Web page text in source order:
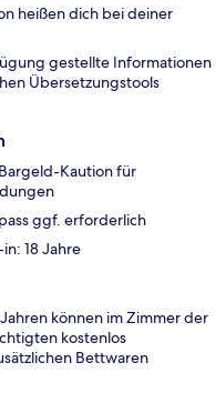
heißen dich bei deiner
gestellte Informationen
Übersetzungstools
Kaution für
ggf. erforderlich
18 Jahre
können im Zimmer der
kostenlos
Bettwaren